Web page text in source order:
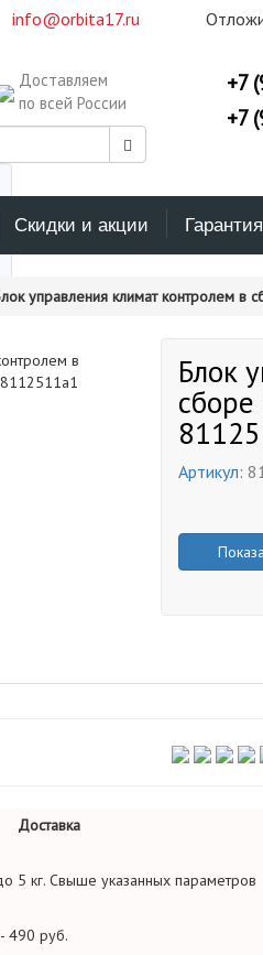
info@orbita17.ru
Доставляем
по всей России
+7
+7
Скидки и акции Гарантия
управления климат контролем
Блок
Артикул:
Доставка
5 кг. Свыше указанных параметров
490 руб.